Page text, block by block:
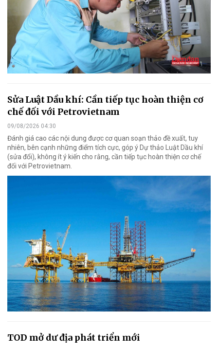
Sửa Luật Dầu khí: Cần tiếp tục hoàn thiện cơ
chế đối với Petrovietnam
09/08/2026 04:30
Đánh giá cao các nội dung được cơ quan soạn thảo đề xuất, tuy
nhiên, bên cạnh những điểm tích cực, góp ý Dự thảo Luật Dầu khí
(sửa đổi), không ít ý kiến cho rằng, cần tiếp tục hoàn thiện cơ chế
đối với Petrovietnam.
TOD mở dư địa phát triển mới